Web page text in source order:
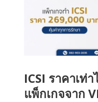
ICSI ราคาเท่
แพ็กเกจจาก